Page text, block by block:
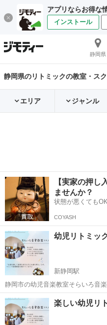
アプリならお得な
インストール
静岡県
静岡県のリトミックの教室・ス
エリア ジャンル
【実家の押し
ませんか？
状態が悪くても
COYASH
幼児リトミッ
新静岡駅
静岡市の幼児音楽教室そらいろ音
の音でつながる『喜び』✨ ⁡ 教育
て楽しい』を大切に心で感じて、
を展開します✨ ⁡ 🌷まず...
静岡 静岡市 新静岡駅
楽しい幼児リ